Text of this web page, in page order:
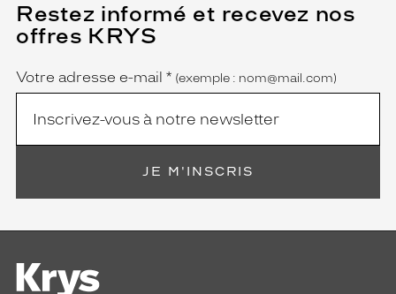
Restez informé et recevez nos
offres KRYS
Name
Votre adresse e-mail *
(Ce
champ
est
obligatoire)
(exemple : nom@mail.com)
JE M'INSCRIS